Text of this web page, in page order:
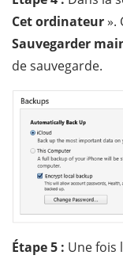
Cet ordinateur».
Sauvegarder
de sauvegarde.
Étape 5 : Une fois